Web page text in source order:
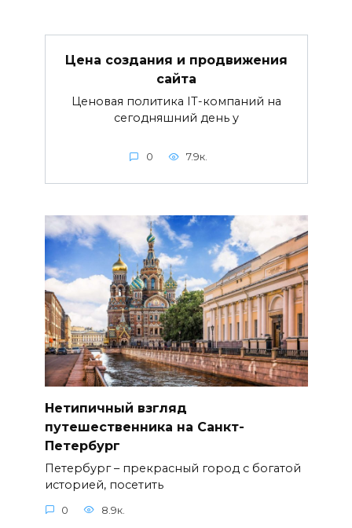
Цена создания и продвижения
сайта
Ценовая политика IT-компаний на
сегодняшний день у
0 7.9к.
Нетипичный взгляд
путешественника на Санкт-
Петербург
Петербург – прекрасный город с богатой
историей, посетить
0 8.9к.